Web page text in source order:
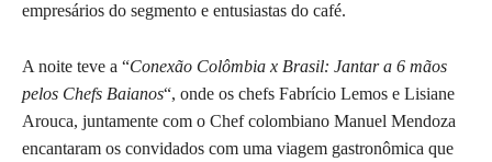
empresários do segmento e entusiastas do café.
A noite teve a “Conexão Colômbia x Brasil: Jantar a 6 mãos
pelos Chefs Baianos“, onde os chefs Fabrício Lemos e Lisiane
Arouca, juntamente com o Chef colombiano Manuel Mendoza
encantaram os convidados com uma viagem gastronômica que